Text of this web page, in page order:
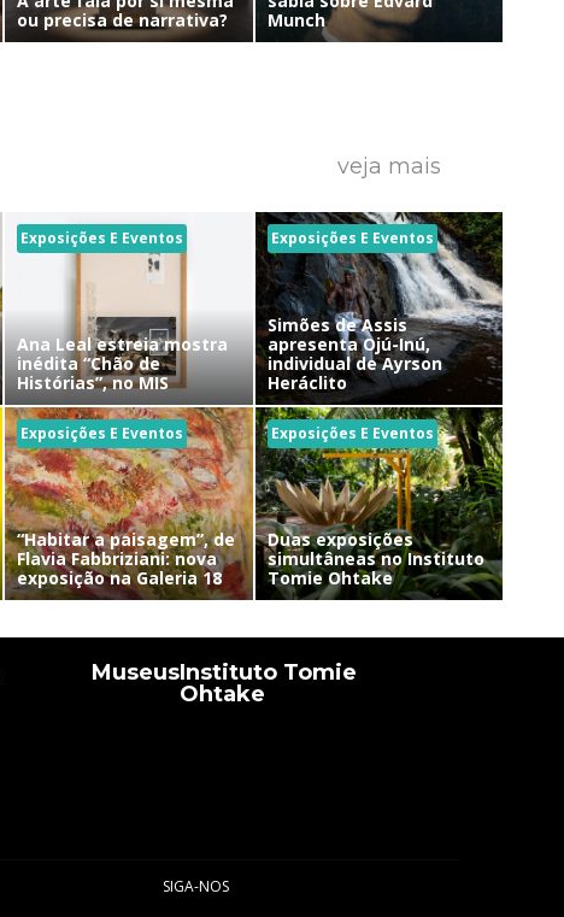
ou precisa de narrativa?
Munch
veja mais
Exposições E Eventos
Ana Leal estreia mostra
inédita “Chão de
Histórias”, no MIS
Exposições E Eventos
Simões de Assis
apresenta Ojú-Inú,
individual de Ayrson
Heráclito
Exposições E Eventos
“Habitar a paisagem”, de
Flavia Fabbriziani: nova
exposição na Galeria 18
Exposições E Eventos
Duas exposições
simultâneas no Instituto
Tomie Ohtake
MuseusInstituto Tomie
Ohtake
SIGA-NOS